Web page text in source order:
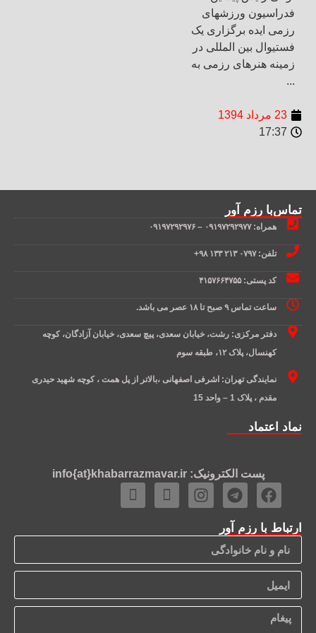
فدراسیون ورزشهای
رزمی ایده برگزاری یک
فستیوال بین المللی در
زمینه هنرهای رزمی به
...
23 مرداد 1394
17:37
تماس‌با رزم آور
همراه: ۰۹۱۹۷۲۹۲۹۷۷ – ۰۹۱۹۷۲۹۲۹۷۶
تلفن: ۰۷۹۷ ۲۱۳ ۱۳۳ ۹۸+
کد پستی: ۴۱۵۷۶۶۴۷۵۵
ساعت تماس ۹ صبح تا ۱۸ عصر می باشد.
دفتر مرکزی: رشت، خیابان سعدی، پیچ سعدی، خیابان آزادگان، کوچه
کهنسال، پلاک ۱۲، طبقه سوم
نمایندگی تهران: اشرفی اصفهانی ،بالاتر از پل همت ، کوچه شهید حیدری
مقدم ، پلاک 1 – واحد 15
پست الکترونیک: info{at}khabarrazmavar.ir
نماد اعتماد
ارتباط با رزم آور